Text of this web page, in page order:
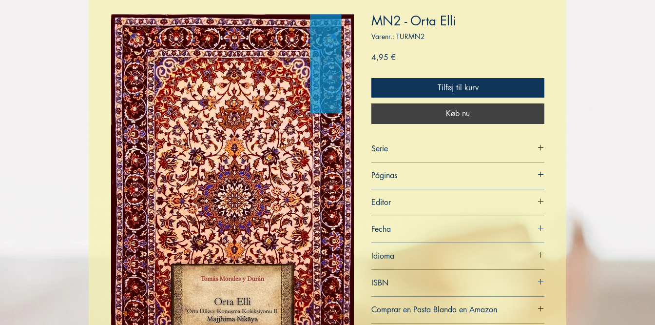
MN2 - Orta Elli
Varenr.: TURMN2
4,95 €
Tilføj til kurv
Køb nu
Serie
Páginas
Editor
Fecha
7 de febrero de 2024
Idioma
ISBN
Comprar en Pasta Blanda en Amazon